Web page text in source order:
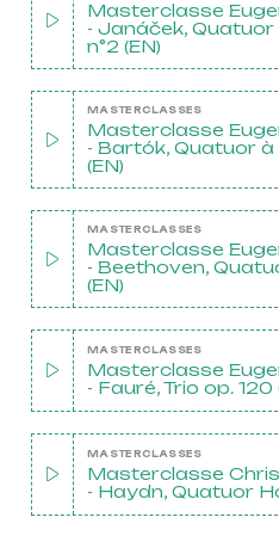
Masterclasse
- Janáček,
n°2 (EN)
MASTERCLASSES
Masterclasse
- Bartók, Quatuor à
(EN)
MASTERCLASSES
Masterclasse
- Beethoven,
(EN)
MASTERCLASSES
Masterclasse
- Fauré, Trio op. 120
MASTERCLASSES
Masterclasse
- Haydn, Quatuor
Projets
Actions
Concerts
Pratiques
Agenda
Actualités
Soutenir
Vidéos des
CONTACT
INSCRIPTION
PETITES ANNONCES